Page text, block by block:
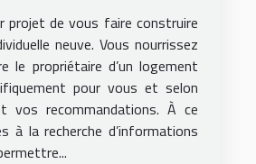
projet de vous faire construire
neuve. Vous nourrissez
le propriétaire d’un logement
pour vous et selon
vos recommandations. À ce
à la recherche d’informations